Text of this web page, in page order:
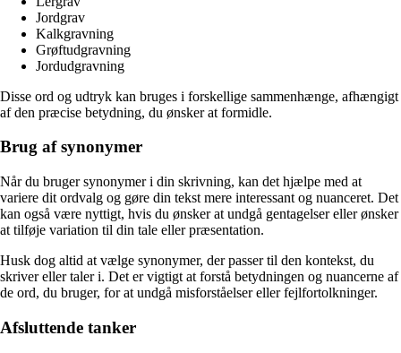
Jordgrav
Kalkgravning
Grøftudgravning
Jordudgravning
Disse ord og udtryk kan bruges i forskellige sammenhænge, afhængigt
af den præcise betydning, du ønsker at formidle.
Brug af synonymer
Når du bruger synonymer i din skrivning, kan det hjælpe med at
variere dit ordvalg og gøre din tekst mere interessant og nuanceret. Det
kan også være nyttigt, hvis du ønsker at undgå gentagelser eller ønsker
at tilføje variation til din tale eller præsentation.
Husk dog altid at vælge synonymer, der passer til den kontekst, du
skriver eller taler i. Det er vigtigt at forstå betydningen og nuancerne af
de ord, du bruger, for at undgå misforståelser eller fejlfortolkninger.
Afsluttende tanker